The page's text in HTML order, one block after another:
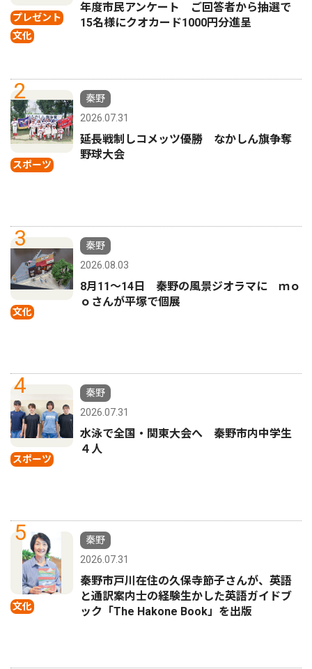
プレゼント
文化
年度市民アンケート ご回答者から抽選で
15名様にクオカード1000円分進呈
2
スポーツ
秦野
2026.07.31
延長戦制しコメッツ優勝 なかしん旗争奪
野球大会
3
文化
秦野
2026.08.03
8月11〜14日 秦野の風景ジオラマに ｍｏ
ｏさんが平塚で個展
4
スポーツ
秦野
2026.07.31
水泳で全国・関東大会へ 秦野市内中学生
４人
5
文化
秦野
2026.07.31
秦野市戸川在住の久保寺節子さんが、英語
と通訳案内士の経験生かした英語ガイドブ
ック「The Hakone Book」を出版